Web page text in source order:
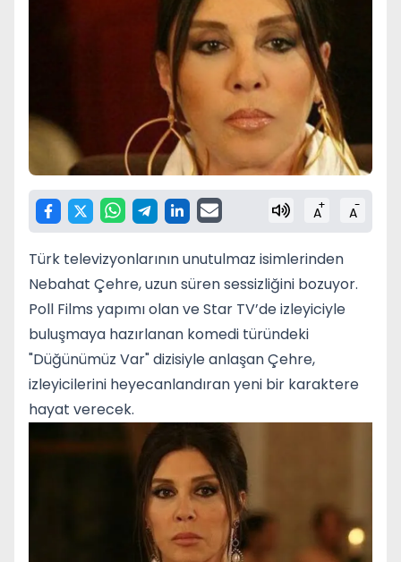
A+ A-
Türk televizyonlarının unutulmaz isimlerinden
Nebahat Çehre, uzun süren sessizliğini bozuyor.
Poll Films yapımı olan ve Star TV’de izleyiciyle
buluşmaya hazırlanan komedi türündeki
"Düğünümüz Var" dizisiyle anlaşan Çehre,
izleyicilerini heyecanlandıran yeni bir karaktere
hayat verecek.